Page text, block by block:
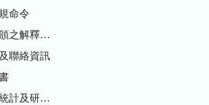
命令
定及裁量基準
聯絡資訊
研究報告